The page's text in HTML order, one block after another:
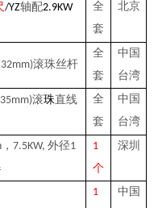
/YZ轴配2.9KW
全
套
北京
滚珠丝杆
全
套
中国
台湾
滚珠直线
全
套
中国
台湾
7.5KW, 外径1
1
个
深圳
1
中国